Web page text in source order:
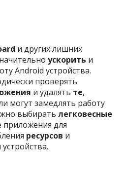
и других лишних
ускорить и
Android устройства.
проверять
и удалять те,
могут замедлять работу
выбиратьлегковесные
для
ресурсов и